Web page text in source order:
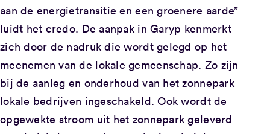
aan de energietransitie en een groenere aarde”
luidt het credo. De aanpak in Garyp kenmerkt
zich door de nadruk die wordt gelegd op het
meenemen van de lokale gemeenschap. Zo zijn
bij de aanleg en onderhoud van het zonnepark
lokale bedrijven ingeschakeld. Ook wordt de
opgewekte stroom uit het zonnepark geleverd